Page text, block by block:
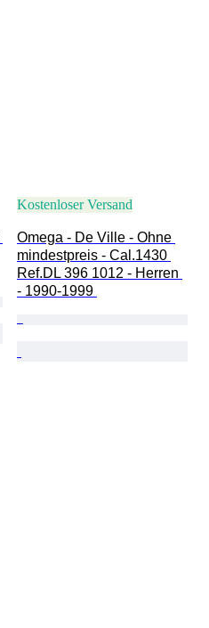
Kostenloser Versand
Omega - De Ville - Ohne
mindestpreis - Cal.1430
Ref.DL 396 1012 - Herren
- 1990-1999